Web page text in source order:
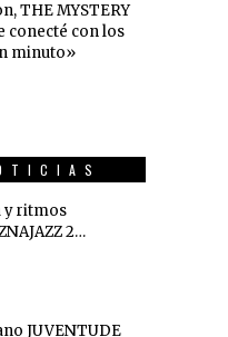
THE MYSTERY
conecté con los
minuto»
y ritmos
2…
JUVENTUDE